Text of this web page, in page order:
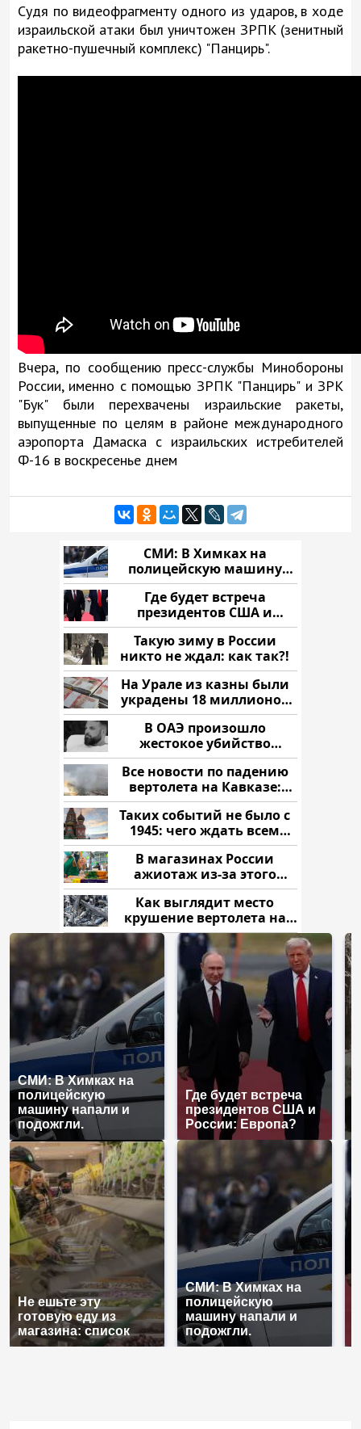
Судя по видеофрагменту одного из ударов, в ходе
израильской атаки был уничтожен ЗРПК (зенитный
ракетно-пушечный комплекс) "Панцирь".
Вчера, по сообщению пресс-службы Минобороны
России, именно с помощью ЗРПК "Панцирь" и ЗРК
"Бук" были перехвачены израильские ракеты,
выпущенные по целям в районе международного
аэропорта Дамаска с израильских истребителей
Ф-16 в воскресенье днем
СМИ: В Химках на
полицейскую машину
напали и подожгли.
Где будет встреча
президентов США и
России: Европа?
Такую зиму в России
никто не ждал: как так?!
На Урале из казны были
украдены 18 миллионов
рублей
В ОАЭ произошло
жестокое убийство
криптомиллионера
Все новости по падению
вертолета на Кавказе:
читать здесь
Таких событий не было с
1945: чего ждать всем
нам?
В магазинах России
ажиотаж из-за этого
продукта: что купить?
Как выглядит место
крушение вертолета на
Кавказе: смотреть
СМИ: В Химках на
полицейскую
машину напали и
подожгли.
Где будет встреча
президентов США и
России: Европа?
Не ешьте эту
готовую еду из
магазина: список
СМИ: В Химках на
полицейскую
машину напали и
подожгли.